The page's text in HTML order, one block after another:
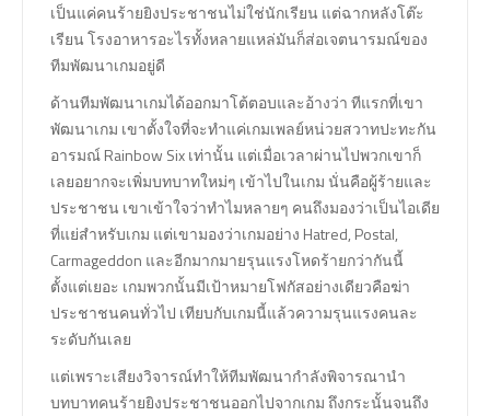
เป็นแค่คนร้ายยิงประชาชนไม่ใช่นักเรียน แต่ฉากหลังโต๊ะ
เรียน โรงอาหารอะไรทั้งหลายแหล่มันก็ส่อเจตนารมณ์ของ
ทีมพัฒนาเกมอยู่ดี
ด้านทีมพัฒนาเกมได้ออกมาโต้ตอบและอ้างว่า ทีแรกที่เขา
พัฒนาเกม เขาตั้งใจที่จะทำแค่เกมเพลย์หน่วยสวาทปะทะกัน
อารมณ์ Rainbow Six เท่านั้น แต่เมื่อเวลาผ่านไปพวกเขาก็
เลยอยากจะเพิ่มบทบาทใหม่ๆ เข้าไปในเกม นั่นคือผู้ร้ายและ
ประชาชน เขาเข้าใจว่าทำไมหลายๆ คนถึงมองว่าเป็นไอเดีย
ที่แย่สำหรับเกม แต่เขามองว่าเกมอย่าง Hatred, Postal,
Carmageddon และอีกมากมายรุนแรงโหดร้ายกว่ากันนี้
ตั้งแต่เยอะ เกมพวกนั้นมีเป้าหมายโฟกัสอย่างเดียวคือฆ่า
ประชาชนคนทั่วไป เทียบกับเกมนี้แล้วความรุนแรงคนละ
ระดับกันเลย
แต่เพราะเสียงวิจารณ์ทำให้ทีมพัฒนากำลังพิจารณานำ
บทบาทคนร้ายยิงประชาชนออกไปจากเกม ถึงกระนั้นจนถึง